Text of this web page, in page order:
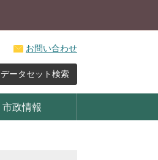
お問い合わせ
データセット検索
市政情報